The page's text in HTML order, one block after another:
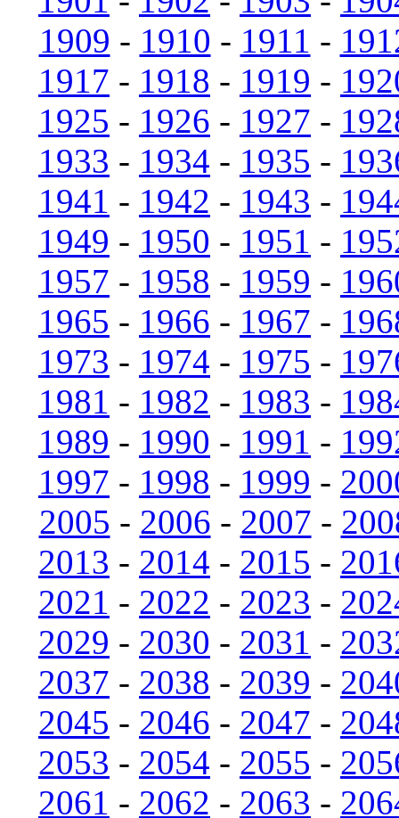
1909 - 1910 - 1911 -
1917 - 1918 - 1919 -
1925 - 1926 - 1927 -
1933 - 1934 - 1935 -
1941 - 1942 - 1943 -
1949 - 1950 - 1951 -
1957 - 1958 - 1959 -
1965 - 1966 - 1967 -
1973 - 1974 - 1975 -
1981 - 1982 - 1983 -
1989 - 1990 - 1991 -
1997 - 1998 - 1999 -
2005 - 2006 - 2007 -
2013 - 2014 - 2015 -
2021 - 2022 - 2023 -
2029 - 2030 - 2031 -
2037 - 2038 - 2039 -
2045 - 2046 - 2047 -
2053 - 2054 - 2055 -
2061 - 2062 - 2063 -